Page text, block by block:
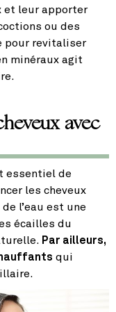
et leur apporter
ou des
pour revitaliser
minéraux agit
avec
essentiel de
les cheveux
l’eau est une
écailles du
Par ailleurs,
qui